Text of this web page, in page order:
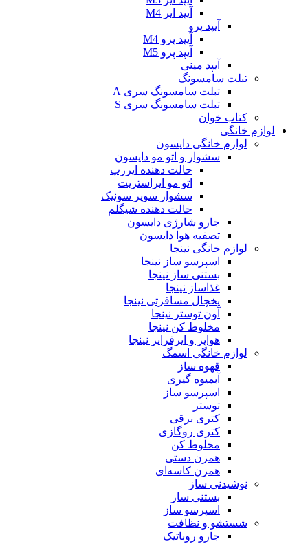
آیپد ایر M4
آیپد پرو
آیپد پرو M4
آیپد پرو M5
آیپد مینی
تبلت سامسونگ
تبلت سامسونگ سری A
تبلت سامسونگ سری S
کتاب خوان
لوازم خانگی
لوازم خانگی دایسون
سشوار و اتو مو دایسون
حالت دهنده ایررپ
اتو مو ایراستریت
سشوار سوپر سونیک
حالت دهنده شیگلم
جارو شارژی دایسون
تصفیه هوا دایسون
لوازم خانگی نینجا
اسپرسو ساز نینجا
بستنی ساز نینجا
غذاساز نینجا
یخچال مسافرتی نینجا
آون توستر نینجا
مخلوط کن نینجا
هواپز و ایرفرایر نینجا
لوازم خانگی اسمگ
قهوه ساز
آبمیوه گیری
اسپرسو ساز
توستر
کتری برقی
کتری روگازی
مخلوط کن
همزن دستی
همزن کاسه‌ای
نوشیدنی ساز
بستنی ساز
اسپرسو ساز
شستشو و نظافت
جارو روباتیک